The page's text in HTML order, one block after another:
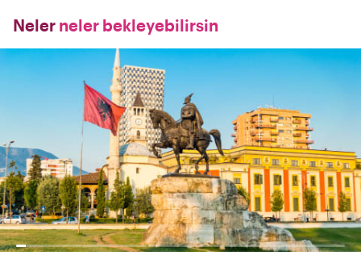
Neler neler bekleyebilirsin